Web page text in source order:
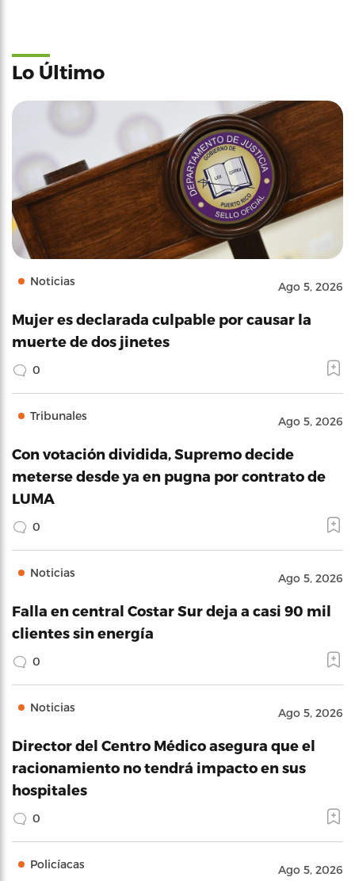
Lo Último
Noticias Ago 5, 2026
Mujer es declarada culpable por causar la
muerte de dos jinetes
0
Tribunales Ago 5, 2026
Con votación dividida, Supremo decide
meterse desde ya en pugna por contrato de
LUMA
0
Noticias Ago 5, 2026
Falla en central Costar Sur deja a casi 90 mil
clientes sin energía
0
Noticias Ago 5, 2026
Director del Centro Médico asegura que el
racionamiento no tendrá impacto en sus
hospitales
0
Policíacas Ago 5, 2026